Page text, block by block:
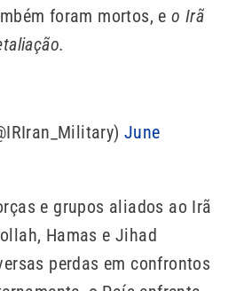
foram mortos, eo Irã
June
e grupos aliados ao Irã
Hamas e Jihad
perdas em confrontos